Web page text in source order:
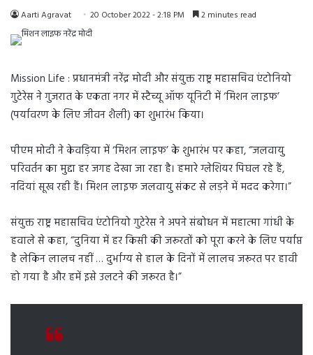
Aarti Agravat 20 October 2022 - 2:18 PM 2 minutes read
Mission Life : प्रधानमंत्री नरेंद्र मोदी और संयुक्त राष्ट्र महासचिव एंटोनियो
गुटेरेस ने गुजरात के एकता नगर में स्टैच्यू ऑफ यूनिटी में ‘मिशन लाइफ’
(पर्यावरण के लिए जीवन शैली) का शुभारंभ किया।
पीएम मोदी ने केवड़िया में ‘मिशन लाइफ’ के शुभारंभ पर कहा, “जलवायु
परिवर्तन का मुद्दा हर जगह देखा जा रहा है। हमारे ग्लेशियर पिघल रहे हैं,
नदियां सूख रही हैं। मिशन लाइफ जलवायु संकट से लड़ने में मदद करेगा।”
संयुक्त राष्ट्र महासचिव एंटोनियो गुटेरेस ने अपने संबोधन में महात्मा गांधी के
हवाले से कहा, “दुनिया में हर किसी की जरूरतों को पूरा करने के लिए पर्याप्त
है लेकिन लालच नहीं … दुर्भाग्य से हाल के दिनों में लालच जरूरत पर हावी
हो गया है और हमें इसे उलटने की जरूरत है।”